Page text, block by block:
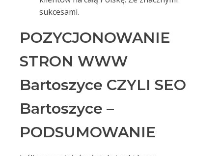
sukcesami.
POZYCJONOWANIE
STRON WWW
Bartoszyce CZYLI SEO
Bartoszyce –
PODSUMOWANIE